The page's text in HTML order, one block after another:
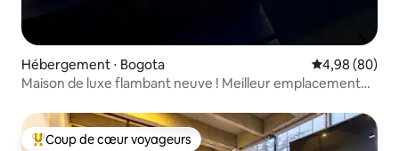
Hébergement ⋅ Bogota Évaluation
4,98 (80)
Maison de luxe flambant neuve ! Meilleur emplacement
Coups de cœur voyageurs les plus appréciés
Coup de cœur voyageurs